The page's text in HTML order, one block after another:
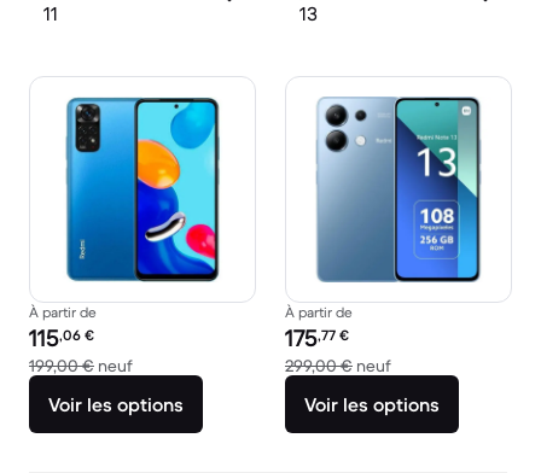
11
13
À partir de
Prix reconditionné :
115,06 €
199,00 € neufcontre 199,00 € neuf
Voir les options
À partir de
Prix reconditionné :
175,77 €
299,00 € neufcontre 299,00 €
Voir les options